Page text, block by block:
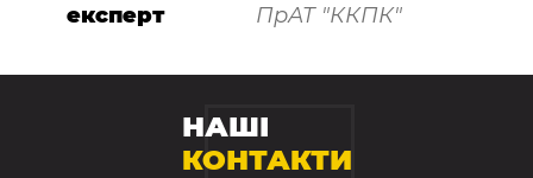
експерт
ПрАТ "ККПК"
НАШІ
КОНТАКТИ